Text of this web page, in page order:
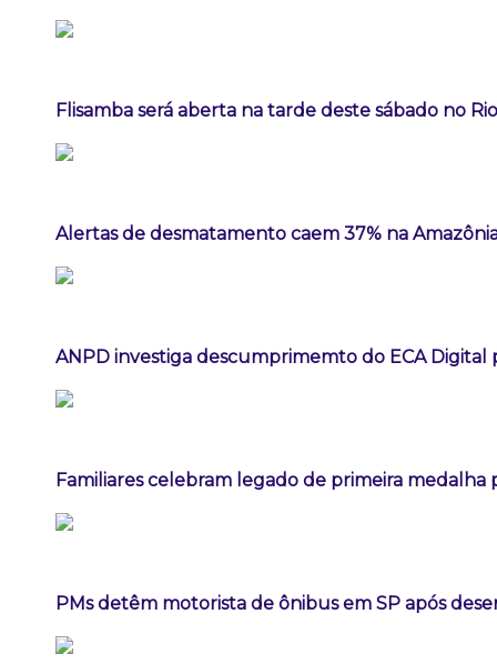
Flisamba será aberta na tarde deste sábado no
Alertas de desmatamento caem 37% na
ANPD investiga descumprimemto do ECA Digital
Familiares celebram legado de primeira medalha
PMs detêm motorista de ônibus em SP após